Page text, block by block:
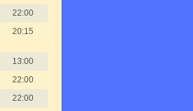
22:00
20:15
13:00
22:00
22:00